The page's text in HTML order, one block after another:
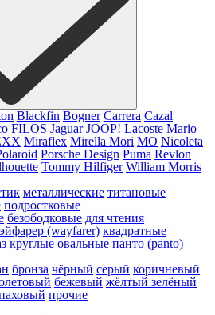
Blackfin Bogner Carrera Cazal
FILOS Jaguar JOOP! Lacoste Mario
Miraflex Mirella Mori MO Nicoleta
Porsche Design Puma Revlon
Tommy Hilfiger William Morris
металлические титановые
подростковые
безободковые для чтения
(wayfarer) квадратные
круглые овальные панто (panto)
бронза чёрный серый коричневый
бежевый жёлтый зелёный
прочие